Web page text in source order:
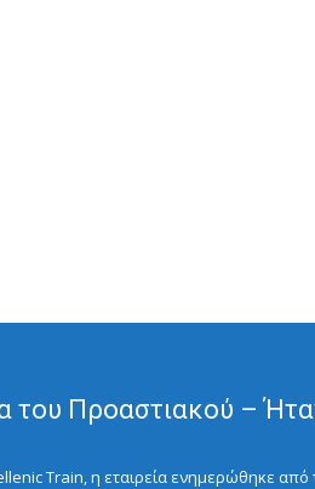
του Προαστιακού –
Train, η εταιρεία ενημερώθηκε από